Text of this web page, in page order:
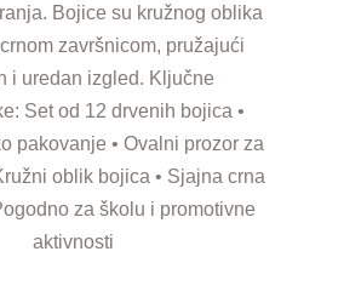
Bojice su kružnog oblika
završnicom, pružajući
i uredan izgled. Ključne
Set od 12 drvenih bojica •
pakovanje • Ovalni prozor za
oblik bojica • Sjajna crna
za školu i promotivne
aktivnosti